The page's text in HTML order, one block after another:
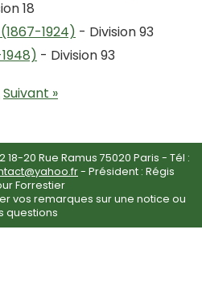
18
(1867-1924) - Division 93
- Division 93
Suivant »
18-20 Rue Ramus 75020 Paris - Tél :
- Président : Régis
Forrestier
vos remarques sur une notice ou
questions